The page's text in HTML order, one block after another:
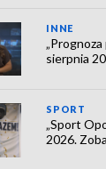
INNE
sierpnia
SPORT
„Sport
2026.